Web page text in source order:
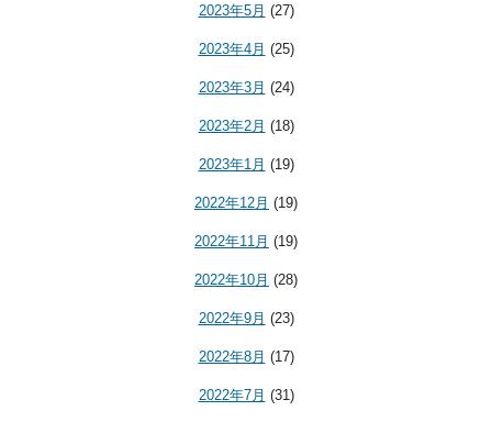
2023年5月 (27)
2023年4月 (25)
2023年3月 (24)
2023年2月 (18)
2023年1月 (19)
2022年12月 (19)
2022年11月 (19)
2022年10月 (28)
2022年9月 (23)
2022年8月 (17)
2022年7月 (31)